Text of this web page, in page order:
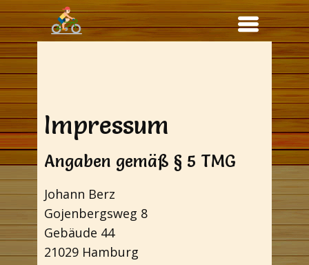
Impressum
Angaben gemäß § 5 TMG
Johann Berz
Gojenbergsweg 8
Gebäude 44
21029 Hamburg